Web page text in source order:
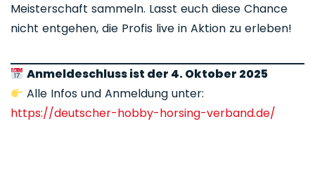
Meisterschaft sammeln. Lasst euch diese Chance
nicht entgehen, die Profis live in Aktion zu erleben!
Anmeldeschluss ist der 4. Oktober 2025
Alle Infos und Anmeldung unter:
https://deutscher-hobby-horsing-verband.de/